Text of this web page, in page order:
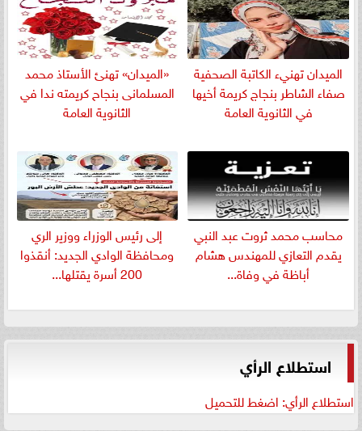
الميدان تهنيء الكاتبة الصحفية
صفاء الشاطر بنجاج كريمة أخيها
في الثانوية العامة
«الميدان» تهنئ الأستاذ محمد
المسلمانى بنجاح كريمته ندا في
الثانوية العامة
​محاسب محمد ثروت عبد النبي
يقدم التعازي للمهندس هشام
أباظة في وفاة...
إلى رئيس الوزراء ووزير الري
ومحافظة الوادي الجديد: أنقذوا
200 أسرة يقتلها...
استطلاع الرأي
استطلاع الرأي: اضغط للتحميل